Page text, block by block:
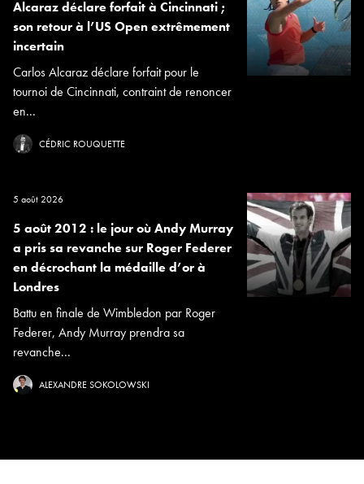
Alcaraz déclare forfait à Cincinnati ;
son retour à l’US Open extrêmement
incertain
Carlos Alcaraz déclare forfait pour le
tournoi de Cincinnati, contraint de renoncer
en...
CÉDRIC ROUQUETTE
5 août 2026
5 août 2012 : le jour où Andy Murray
a pris sa revanche sur Roger Federer
en décrochant la médaille d’or à
Londres
Battu en finale de Wimbledon par Roger
Federer, Andy Murray prendra sa
revanche...
ALEXANDRE SOKOLOWSKI